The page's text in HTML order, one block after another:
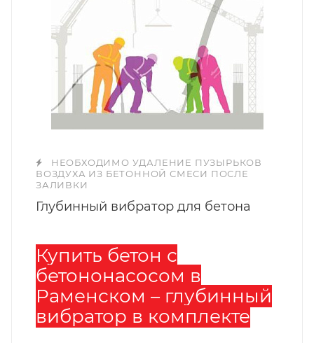
НЕОБХОДИМО УДАЛЕНИЕ ПУЗЫРЬКОВ
ВОЗДУХА ИЗ БЕТОННОЙ СМЕСИ ПОСЛЕ
ЗАЛИВКИ
Глубинный вибратор для бетона
Купить бетон с
бетононасосом в
Раменском – глубинный
вибратор в комплекте